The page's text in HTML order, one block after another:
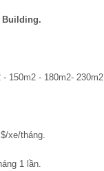
Building.
150m2 - 180m2- 230m2
xe/tháng.
1 lần.